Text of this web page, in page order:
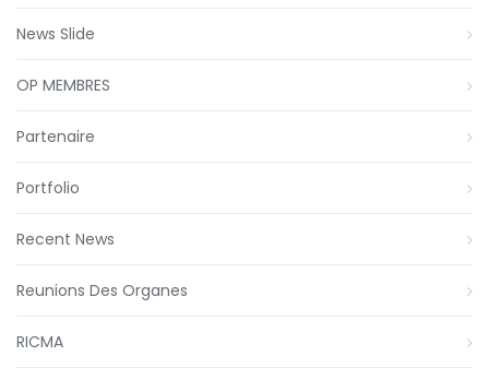
News Slide
OP MEMBRES
Partenaire
Portfolio
Recent News
Reunions Des Organes
RICMA